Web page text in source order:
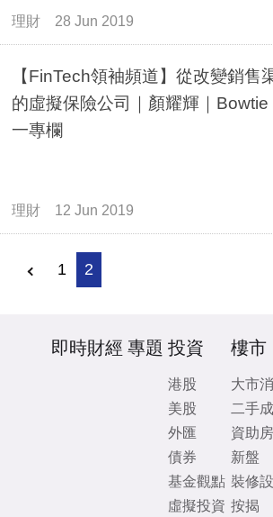
理財 28 Jun 2019
【FinTech領袖頻道】從改變銷售渠道開
的虛擬保險公司｜顏耀輝｜
一專欄
理財 12 Jun 2019
1 2
即時財經 專題 投資
港股
美股
外匯
債券
基金觀點
虛擬投資
樓市
大市
二手
資助
新盤
裝修
按揭